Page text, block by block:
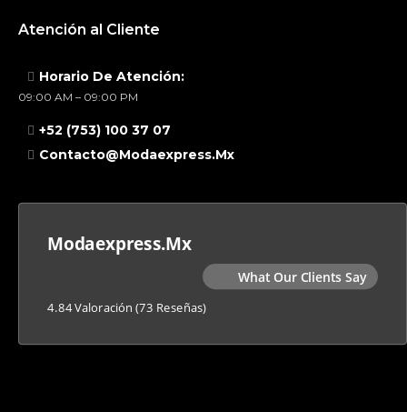
Atención al Cliente
Horario De Atención:
09:00 AM – 09:00 PM
+52 (753) 100 37 07
Contacto@modaexpress.mx
Modaexpress.mx
What Our Clients Say
4.84 Valoración (73 Reseñas)